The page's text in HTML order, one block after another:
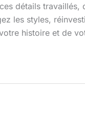
détails travaillés,
les styles,
histoire et de